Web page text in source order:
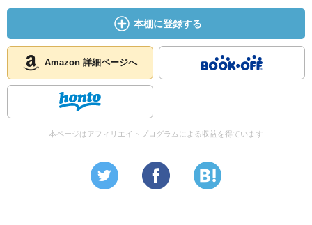
本棚に登録する
Amazon 詳細ページへ
本ページはアフィリエイトプログラムによる収益を得ています